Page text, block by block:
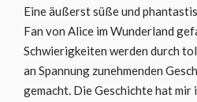
Eine äußerst süße und
Fan von Alice im Wunderland
Schwierigkeiten werden durch
an Spannung zunehmenden
gemacht. Die Geschichte hat mir